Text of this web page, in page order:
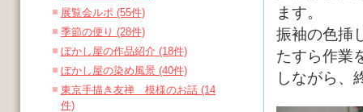
展覧会ルポ (55件)
季節の便り (28件)
ぼかし屋の作品紹介 (18件)
ぼかし屋の染め風景 (40件)
東京手描き友禅 模様のお話 (14
件)
ます。
振袖の色挿
たすら作業
しながら、